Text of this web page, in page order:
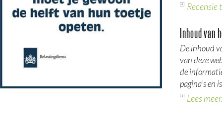
Recensie
Inhoud van
De inhoud
van deze
de
pagina's en
Lees